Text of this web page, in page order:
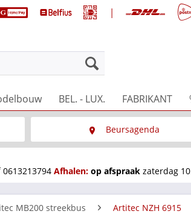
|
BEL. - LUX. FABRIKANT
Beursagenda
Afhalen: op afspraak zaterdag
MB200 streekbus Artitec NZH 6915